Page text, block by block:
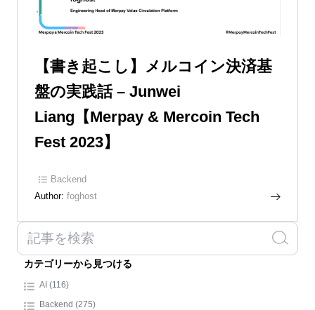
【書き起こし】メルコイン決済基
盤の実践話 – Junwei
Liang【Merpay & Mercoin Tech
Fest 2023】
Backend
Author: foghost
カテゴリーから見つける
AI (116)
Backend (275)